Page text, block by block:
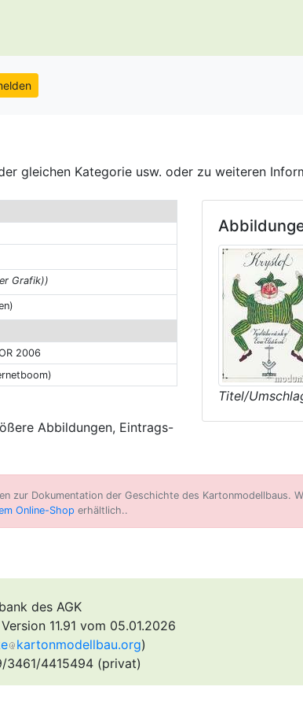
gleichen Kategorie usw. oder zu weiteren
Grafik))
2006
Abbildungen, Eintrags-
Titel/
zur Dokumentation der Geschichte des Kartonmodellbaus.
Online-Shop erhältlich..
des AGK
11.91 vom 05.01.2026
kartonmodellbau.org)
4415494 (privat)